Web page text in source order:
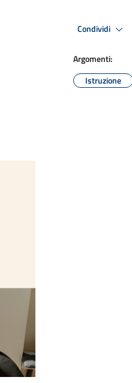
Condividi
Argomenti:
Istruzione